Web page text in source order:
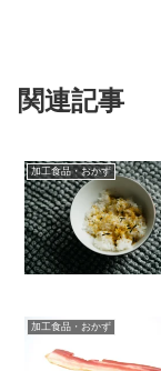
関連記事
加工食品・おかず
加工食品・おかず